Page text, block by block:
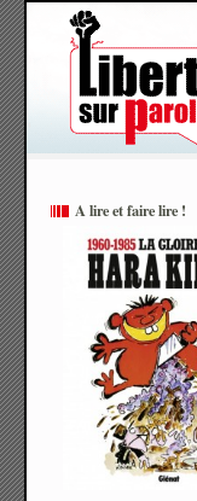
A lire et faire lire !